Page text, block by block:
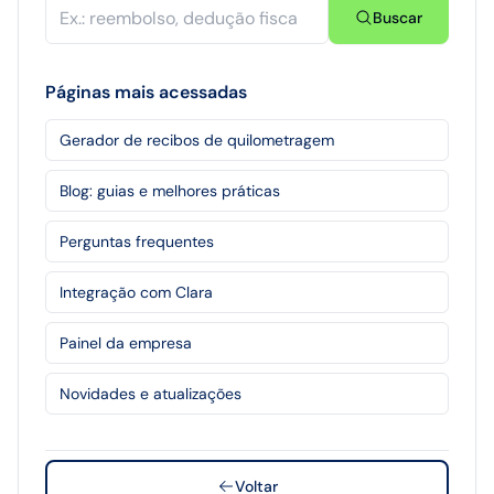
Buscar
Páginas mais acessadas
Gerador de recibos de quilometragem
Blog: guias e melhores práticas
Perguntas frequentes
Integração com Clara
Painel da empresa
Novidades e atualizações
Voltar